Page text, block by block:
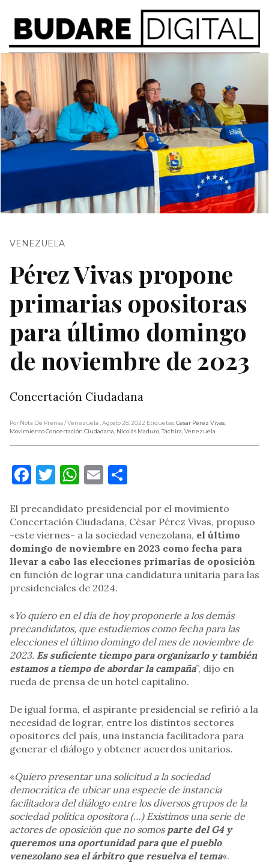
VENEZUELA
Pérez Vivas propone
primarias opositoras
para último domingo
de noviembre de 2023
Concertación Ciudadana
Por Nota De Prensa / Venezuela , Agosto 28, 2022 Etiquetas:Cesar Pérez Vivas,
Movimiento Concertación Ciudadana, Nicolás Maduro,Táchira,Venezuela
Facebook
Twitter
WhatsApp
Email
El precandidato presidencial por el movimiento
Concertación Ciudadana, César Pérez Vivas, propuso
-este viernes- a la sociedad venezolana, el último
domingo de noviembre en 2023 como fecha para
llevar a cabo las elecciones primarias de oposición
en función de lograr una candidatura unitaria para las
presidenciales de 2024.
«Yo quiero en el día de hoy proponerle a los demás
precandidatos, que estudiemos como fecha para las
elecciones el último domingo del mes de noviembre de
2023. Es suficiente tiempo para organizarlo y también
estamos a tiempo de abordar la campaña”, dijo en
rueda de prensa de un hotel capitalino.
De igual forma, el aspirante presidencial se refirió a la
necesidad de lograr, entre los distintos sectores
opositores del país, una instancia facilitadora para
generar el diálogo y obtener acuerdos unitarios.
«Quiero presentar una solicitud a la sociedad
democrática de ubicar una especie de instancia
facilitadora del diálogo entre los diversos grupos de la
sociedad política opositora (…) Existimos una serie de
actores de oposición que no somos parte del G4 y
queremos una oportunidad para que el pueblo
venezolano sea el árbitro que resuelva el tema«.